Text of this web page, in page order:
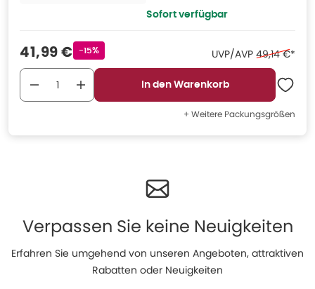
Sofort verfügbar
Verkaufspreis
41,99 € Rabattstempel
-15% UVP/AVP Ehemaliger
49,14 €*
In den Warenkorb
+ Weitere Packungsgrößen
Verpassen Sie keine Neuigkeiten
Erfahren Sie umgehend von unseren Angeboten, attraktiven
Rabatten oder Neuigkeiten